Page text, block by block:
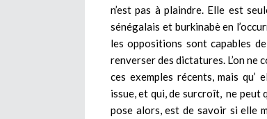
n’est pas à plaindre. Elle est
sénégalais et burkinabè en
les oppositions sont capables
renverser des dictatures. L’on ne
ces exemples récents, mais
issue, et qui, de surcroît, ne peut
pose alors, est de savoir si elle